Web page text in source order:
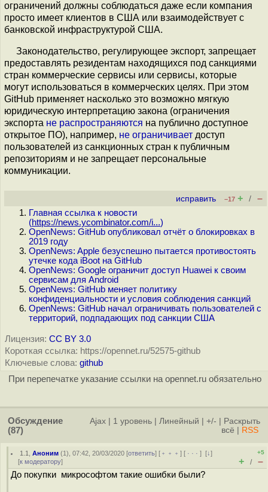
ограничений должны соблюдаться даже если компания
просто имеет клиентов в США или взаимодействует с
банковской инфраструктурой США.
Законодательство, регулирующее экспорт, запрещает
предоставлять резидентам находящихся под санкциями
стран коммерческие сервисы или сервисы, которые
могут использоваться в коммерческих целях. При этом
GitHub применяет насколько это возможно мягкую
юридическую интерпретацию закона (ограничения
экспорта не распространяются на публично доступное
открытое ПО), например, не ограничивает доступ
пользователей из санкционных стран к публичным
репозиториям и не запрещает персональные
коммуникации.
исправить –17 + / –
Главная ссылка к новости
(https://news.ycombinator.com/i...)
OpenNews: GitHub опубликовал отчёт о блокировках в
2019 году
OpenNews: Apple безуспешно пытается противостоять
утечке кода iBoot на GitHub
OpenNews: Google ограничит доступ Huawei к своим
сервисам для Android
OpenNews: GitHub меняет политику
конфиденциальности и условия соблюдения санкций
OpenNews: GitHub начал ограничивать пользователей с
территорий, подпадающих под санкции США
Лицензия: CC BY 3.0
Короткая ссылка: https://opennet.ru/52575-github
Ключевые слова: github
При перепечатке указание ссылки на opennet.ru обязательно
Обсуждение
(87)
Ajax 1 уровень Линейный +/-
Раскрыть
всё
RSS
1.1 ,Аноним (1), 07:42, 20/03/2020 [ответить] [ ﹢﹢﹢] [ · · ·][↓]
[к модератору]
+5
+ / –
До покупки микрософтом такие ошибки были?